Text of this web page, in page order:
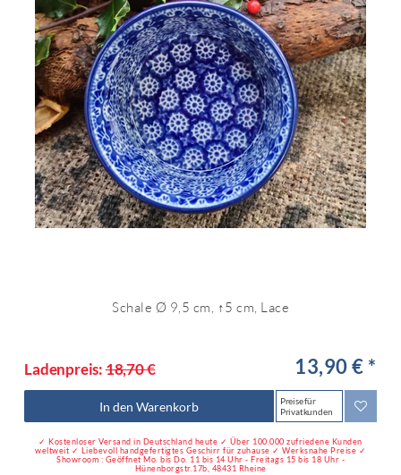
Schale Ø 9,5 cm, ↑5 cm, Lace
Ladenpreis:18,70 € 13,90 € *
In den Warenkorb
Preise für
Privatkunden
✓ Kostenloser Versand in Deutschland heute ✓ Über 100.000 zufriedene Kunden
weltweit ✓ Liebevoll handgefertigtes Geschirr für zuhause ✓ Werksnahe Preise ✓
Showroom : Geöffnet Mo. bis Do. 11 bis 14 Uhr - Freitags 15 bis 18 Uhr -
Hünenborgstr.17b, 48431 Rheine